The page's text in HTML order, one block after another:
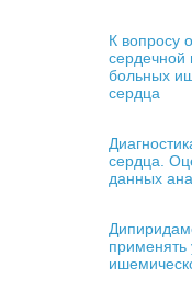
К вопросу
сердечной
больных
сердца
сердца.
данных
применять